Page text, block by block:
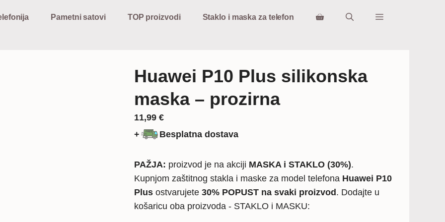
Pametni satovi TOP proizvodi Staklo i maska za telefon
Huawei P10 Plus silikonska
maska – prozirna
11,99 €
+
Besplatna dostava
PAŽJA: proizvod je na akciji MASKA i STAKLO (30%).
Kupnjom zaštitnog stakla i maske za model telefona Huawei P10
Plusostvarujete 30% POPUST na svaki proizvod. Dodajte u
košaricu oba proizvoda - STAKLO i MASKU: